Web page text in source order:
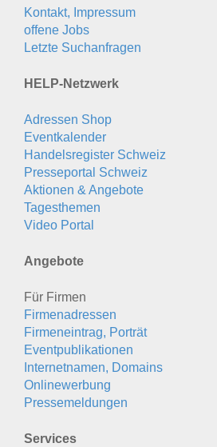
Kontakt, Impressum
offene Jobs
Letzte Suchanfragen
HELP-Netzwerk
Adressen Shop
Eventkalender
Handelsregister Schweiz
Presseportal Schweiz
Aktionen & Angebote
Tagesthemen
Video Portal
Angebote
Für Firmen
Firmenadressen
Firmeneintrag, Porträt
Eventpublikationen
Internetnamen, Domains
Onlinewerbung
Pressemeldungen
Services